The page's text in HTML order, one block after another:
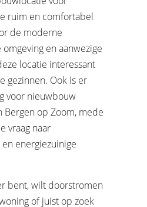
ruim en comfortabel
de moderne
en aanwezige
locatie interessant
gezinnen. Ook is er
voor nieuwbouw
op Zoom, mede
vraag naar
energiezuinige
bent, wilt doorstromen
of juist op zoek